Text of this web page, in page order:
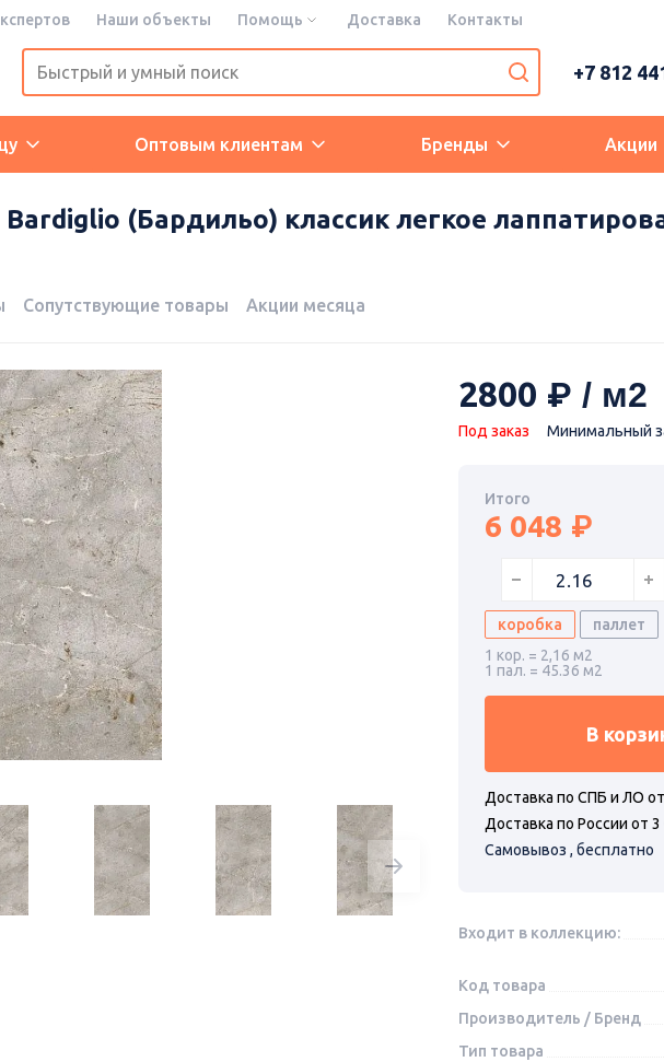
Наши объекты Помощь Доставка Контакты
+7 812
Оптовым клиентам Бренды Акции
(Бардильо) классик легкое
Сопутствующие товары Акции месяца
2800
Под заказ Минимальный
Итого
6 048
коробка
паллет
1 кор. = 2,16 м2
1 пал. = 45.36 м2
В
Доставка по СПБ и ЛО
Доставка по России от 3
Самовывоз , бесплатно
Входит в коллекцию:
Код товара
Производитель / Бренд
Тип товара